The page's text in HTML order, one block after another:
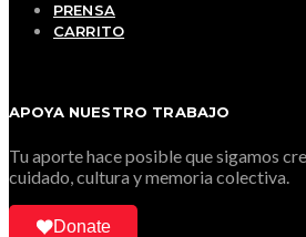
PRENSA
CARRITO
APOYA NUESTRO TRABAJO
Tu aporte hace posible que sigamos
cuidado, cultura y memoria colectiva.
Donate